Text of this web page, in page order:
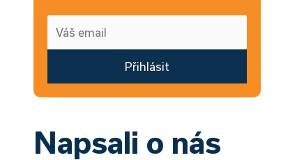
Přihlásit
Napsali o nás